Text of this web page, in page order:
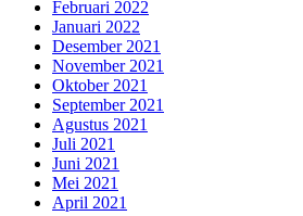
Februari 2022
Januari 2022
Desember 2021
November 2021
Oktober 2021
September 2021
Agustus 2021
Juli 2021
Juni 2021
Mei 2021
April 2021